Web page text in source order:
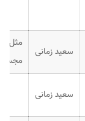
سعید زمانی
مثل
سعید زمانی